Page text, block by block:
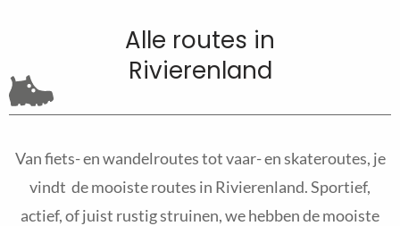
Alle routes in
Rivierenland
Van fiets- en wandelroutes tot vaar- en skateroutes, je
vindt de mooiste routes in Rivierenland. Sportief,
actief, of juist rustig struinen, we hebben de mooiste